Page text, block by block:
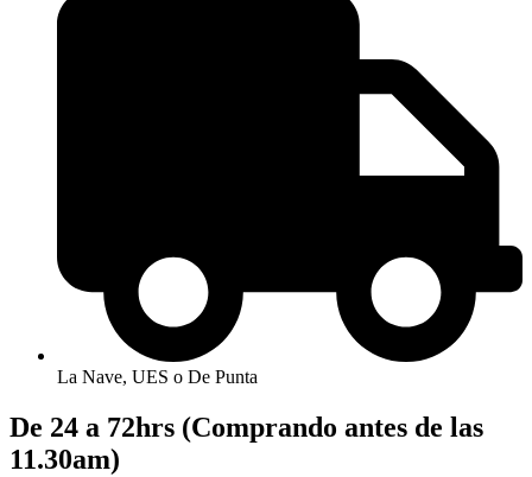
La Nave, UES o De Punta
De 24 a 72hrs (Comprando antes de las
11.30am)